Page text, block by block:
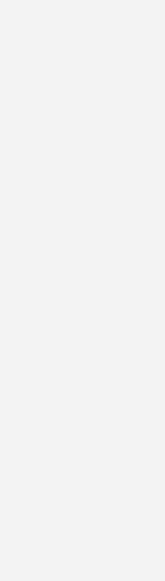
bietet
und
von klar
Intelligence
dabei,
zu erhalten.
sukzessive
Konkret in
die alle
On- bis